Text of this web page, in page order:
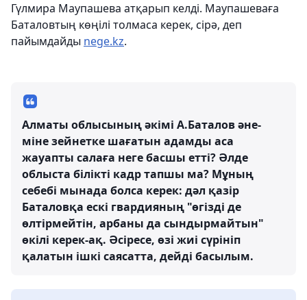
Гүлмира Маупашева атқарып келді. Маупашеваға
Баталовтың көңілі толмаса керек, сірә, деп
пайымдайды nege.kz.
Алматы облысының әкімі А.Баталов әне-
міне зейнетке шағатын адамды аса
жауапты салаға неге басшы етті? Әлде
облыста білікті кадр тапшы ма? Мұның
себебі мынада болса керек: дәл қазір
Баталовқа ескі гвардияның "өгізді де
өлтірмейтін, арбаны да сындырмайтын"
өкілі керек-ақ. Әсіресе, өзі жиі сүрініп
қалатын ішкі саясатта, дейді басылым.